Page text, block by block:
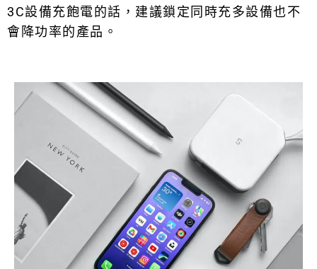
3C設備充飽電的話，建議鎖定同時充多設備也不
會降功率的產品。